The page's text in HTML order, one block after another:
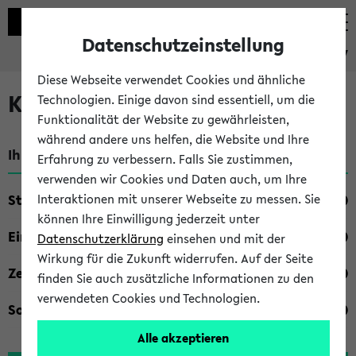
eKVV
Kombisuche im eKVV
Ihre Suchkriterien:
Studienfach
Einrichtung
Zeiten
Sonstiges
Datenschutzeinstellung
Diese Webseite verwendet Cookies und ähnliche
Technologien. Einige davon sind essentiell, um die
Funktionalität der Website zu gewährleisten,
während andere uns helfen, die Website und Ihre
Erfahrung zu verbessern. Falls Sie zustimmen,
verwenden wir Cookies und Daten auch, um Ihre
Interaktionen mit unserer Webseite zu messen. Sie
können Ihre Einwilligung jederzeit unter
Datenschutzerklärung einsehen und mit der
Wirkung für die Zukunft widerrufen. Auf der Seite
finden Sie auch zusätzliche Informationen zu den
verwendeten Cookies und Technologien.
Alle akzeptieren